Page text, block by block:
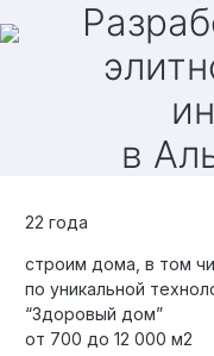
Разработка проекта
в
22 года
строим дома, в том
по уникальной
“Здоровый дом”
от 700 до 12 000 м2